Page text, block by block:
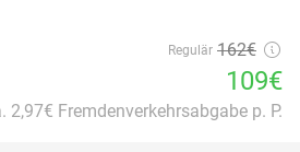
Regulär 162€
109€
2,97€ Fremdenverkehrsabgabe p. P.